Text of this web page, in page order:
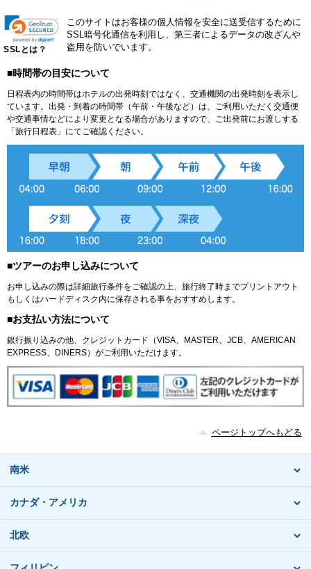
SSLとは？
このサイトはお客様の個人情報を安全に送受信するために
SSL暗号化通信を利用し、第三者によるデータの改ざんや
盗用を防いでいます。
■時間帯の目安について
日程表内の時間帯はホテルの出発時刻ではなく、交通機関の出発時刻を表示し
ています。出発・到着の時間帯（午前・午後など）は、ご利用いただく交通便
や交通事情などにより変更となる場合がありますので、ご出発前にお渡しする
「旅行日程表」にてご確認ください。
■ツアーのお申し込みについて
お申し込みの際は詳細旅行条件をご確認の上、旅行終了時までプリントアウト
もしくはハードディスク内に保存される事をおすすめします。
■お支払い方法について
銀行振り込みの他、クレジットカード（VISA、MASTER、JCB、AMERICAN
EXPRESS、DINERS）がご利用いただけます。
ページトップへもどる
南米
カナダ・アメリカ
北欧